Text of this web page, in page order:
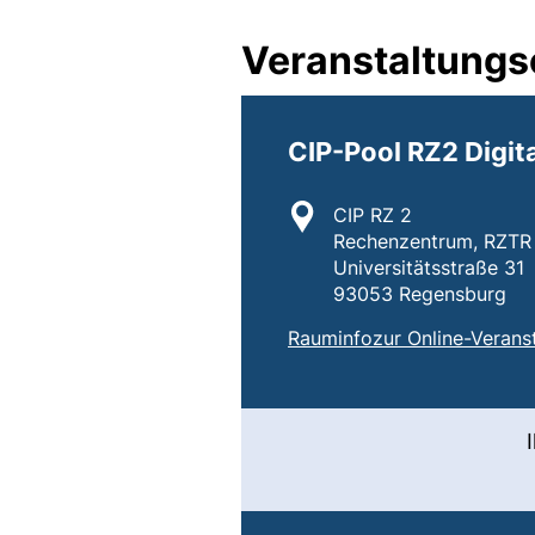
CIP-Pool RZ2
Standort:
CIP RZ 2
Rechenzentrum,
Universitätsstraße 31
93053 Regensburg
Rauminfo:CIP-Pool RZ2
(externer Link,
zur Online-